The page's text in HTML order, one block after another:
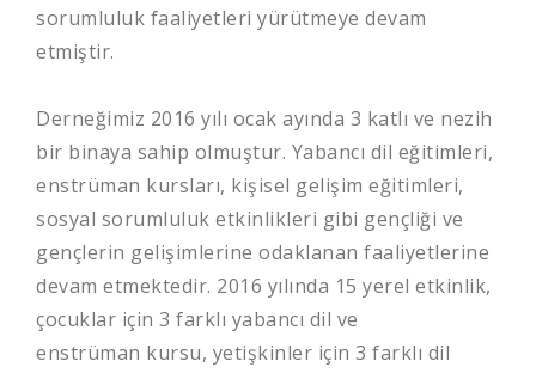
sorumluluk faaliyetleri yürütmeye devam
etmiştir.
Derneğimiz 2016 yılı ocak ayında 3 katlı ve nezih
bir binaya sahip olmuştur. Yabancı dil eğitimleri,
enstrüman kursları, kişisel gelişim eğitimleri,
sosyal sorumluluk etkinlikleri gibi gençliği ve
gençlerin gelişimlerine odaklanan faaliyetlerine
devam etmektedir. 2016 yılında 15 yerel etkinlik,
çocuklar için 3 farklı yabancı dil ve
enstrüman kursu, yetişkinler için 3 farklı dil